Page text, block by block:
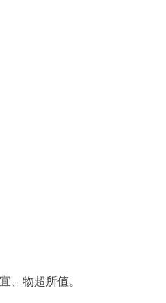
、物超所值。